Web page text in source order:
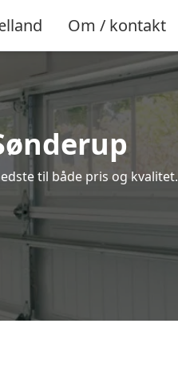
Om / kontakt
til både pris og kvalitet.